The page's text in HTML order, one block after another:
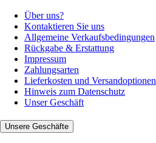
Über uns?
Kontaktieren Sie uns
Allgemeine Verkaufsbedingungen
Rückgabe & Erstattung
Impressum
Zahlungsarten
Lieferkosten und Versandoptionen
Hinweis zum Datenschutz
Unser Geschäft
Unsere Geschäfte